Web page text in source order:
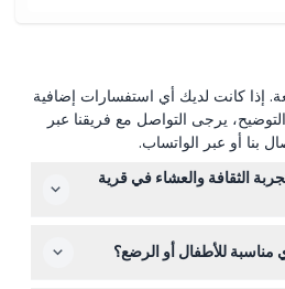
إذا كانت لديك أي استفسارات إضافية
يرجى التواصل مع فريقنا عبر
بنا أو عبر الواتساب.
الثقافة والعشاء في قرية
بما في ذلك الهاكا، وعشاء على
للأطفال أو الرضع؟